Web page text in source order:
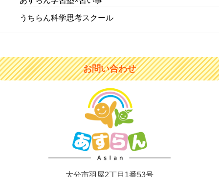
うちらん科学思考スクール
お問い合わせ
大分市羽屋2丁目1番53号